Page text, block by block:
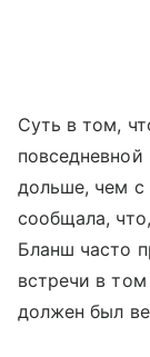
Суть в том,
дольше, чем с
сообщала,
Бланш часто
встречи в
должен был